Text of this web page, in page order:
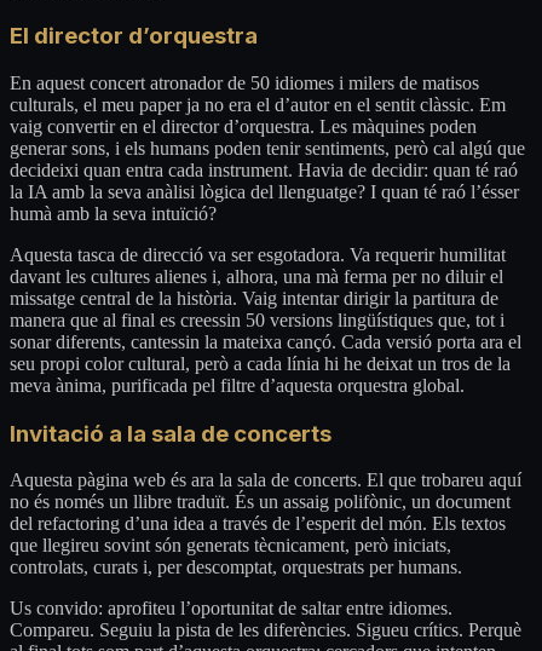
El director d’orquestra
En aquest concert atronador de 50 idiomes i milers de matisos
culturals, el meu paper ja no era el d’autor en el sentit clàssic. Em
vaig convertir en el director d’orquestra. Les màquines poden
generar sons, i els humans poden tenir sentiments, però cal algú que
decideixi quan entra cada instrument. Havia de decidir: quan té raó
la IA amb la seva anàlisi lògica del llenguatge? I quan té raó l’ésser
humà amb la seva intuïció?
Aquesta tasca de direcció va ser esgotadora. Va requerir humilitat
davant les cultures alienes i, alhora, una mà ferma per no diluir el
missatge central de la història. Vaig intentar dirigir la partitura de
manera que al final es creessin 50 versions lingüístiques que, tot i
sonar diferents, cantessin la mateixa cançó. Cada versió porta ara el
seu propi color cultural, però a cada línia hi he deixat un tros de la
meva ànima, purificada pel filtre d’aquesta orquestra global.
Invitació a la sala de concerts
Aquesta pàgina web és ara la sala de concerts. El que trobareu aquí
no és només un llibre traduït. És un assaig polifònic, un document
del refactoring d’una idea a través de l’esperit del món. Els textos
que llegireu sovint són generats tècnicament, però iniciats,
controlats, curats i, per descomptat, orquestrats per humans.
Us convido: aprofiteu l’oportunitat de saltar entre idiomes.
Compareu. Seguiu la pista de les diferències. Sigueu crítics. Perquè